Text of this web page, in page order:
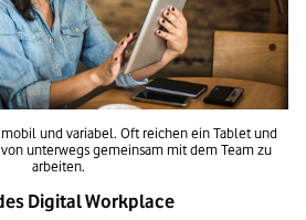
und variabel. Oft reichen ein Tablet und
unterwegs gemeinsam mit dem Team zu
arbeiten.
Digital Workplace